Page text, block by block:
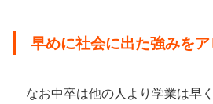
早めに社会に出た強みをア
なお中卒は他の人より学業は早